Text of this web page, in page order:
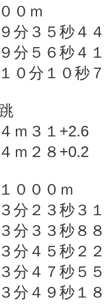
０ｍ
分３５秒４
分５６秒４
０分１０秒
ｍ３１ +2.6
２８ +0.2
０００ｍ
分２３秒３
分３３秒８
分４５秒２
分４７秒５
分４９秒１